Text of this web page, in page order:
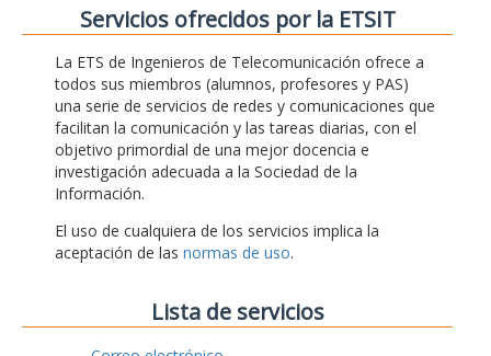
Servicios ofrecidos por la ETSIT
La ETS de Ingenieros de Telecomunicación ofrece a
todos sus miembros (alumnos, profesores y PAS)
una serie de servicios de redes y comunicaciones que
facilitan la comunicación y las tareas diarias, con el
objetivo primordial de una mejor docencia e
investigación adecuada a la Sociedad de la
Información.
El uso de cualquiera de los servicios implica la
aceptación de las normas de uso.
Lista de servicios